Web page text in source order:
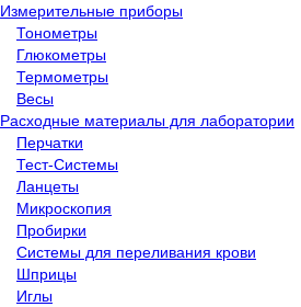
Измерительные приборы
Тонометры
Глюкометры
Термометры
Весы
Расходные материалы для лаборатории
Перчатки
Тест-Системы
Ланцеты
Микроскопия
Пробирки
Системы для переливания крови
Шприцы
Иглы